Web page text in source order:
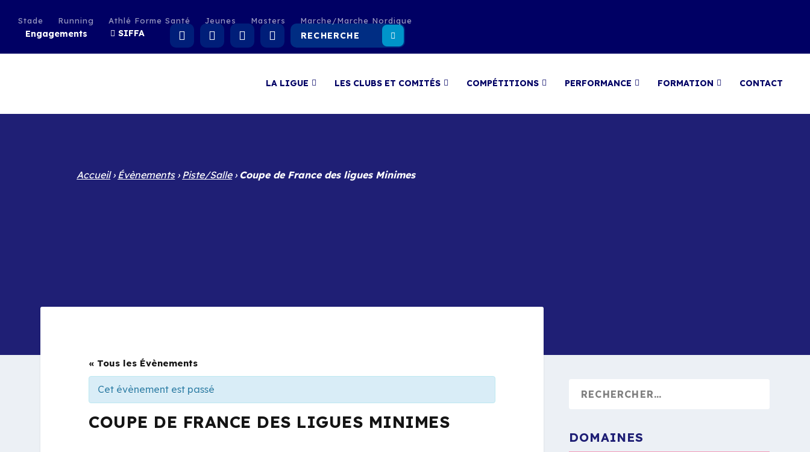
Stade Running Athlé Forme Santé Jeunes Masters Marche/Marche Nordique
Engagements SIFFA
LA LIGUE LES CLUBS ET COMITÉS COMPÉTITIONS PERFORMANCE FORMATION CONTACT
Accueil› Évènements› Piste/Salle› Coupe de France des ligues Minimes
« Tous les Évènements
Cet évènement est passé
COUPE DE FRANCE DES LIGUES MINIMES
DOMAINES